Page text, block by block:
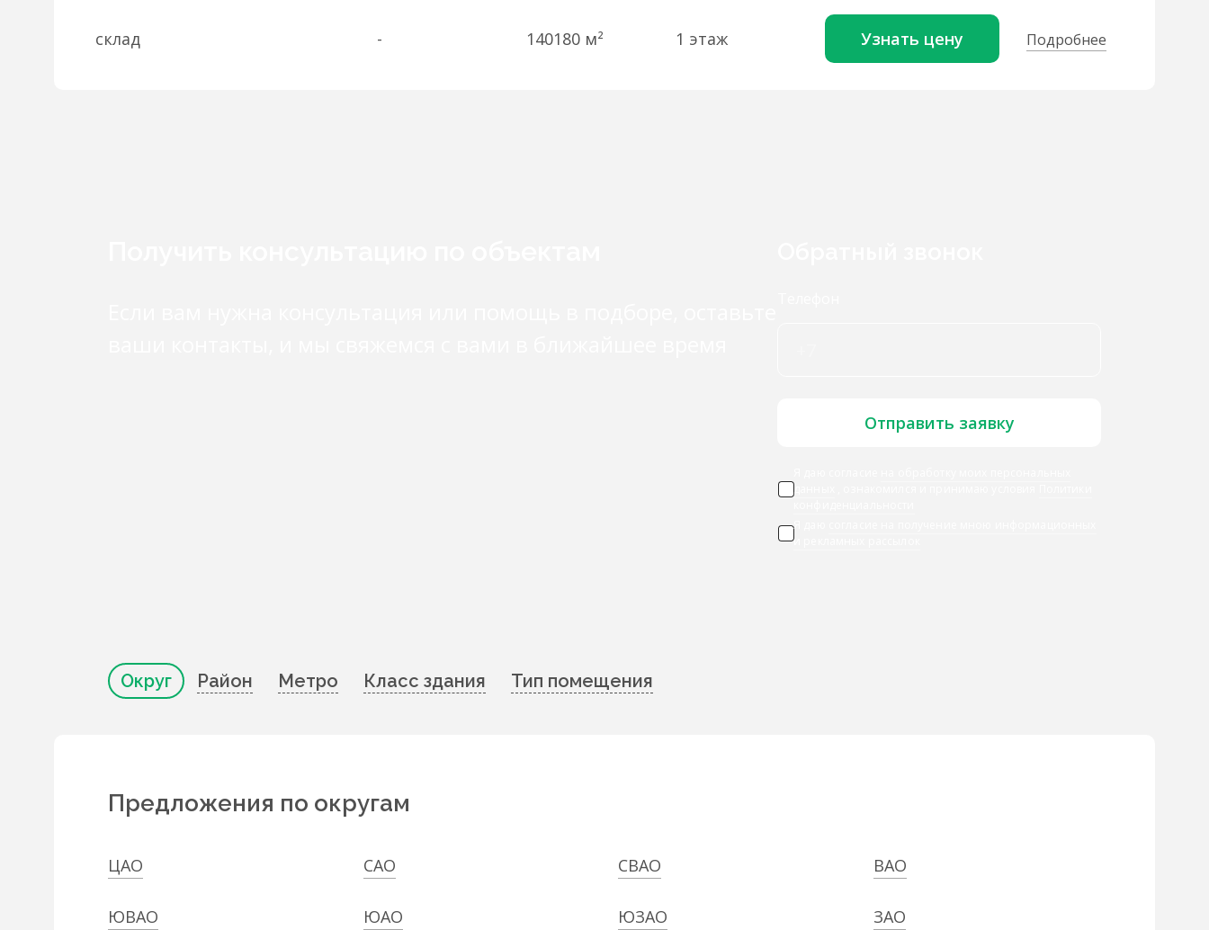
склад - 140180 м² 1 этаж Узнать цену Подробнее
Отправить заявку
данных
Я даю
и рекламных рассылок
Округ Район Метро Класс здания Тип помещения
Предложения по округам
ЦАО САО СВАО ВАО
ЮВАО ЮАО ЮЗАО ЗАО